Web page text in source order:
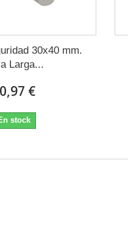
30x40 mm.
Larga...
€
stock